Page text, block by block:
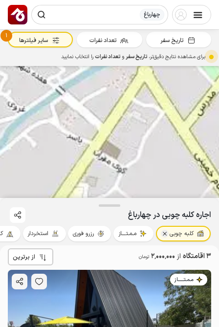
چهارباغ
اجاره کلبه چوبی در چهارباغ
کلبه چوبی مـمـتــــاز رزرو فوری استخردار
3 اقامتگاه از 2٬000٬000 تومان از برترین
مـمـتــــــاز
تاریخ سفر تعداد نفرات
1
سایر فیلترها
برای مشاهده نتایج دقیق‌تر، تاریخ سفرو تعداد نفراترا انتخاب نمایید